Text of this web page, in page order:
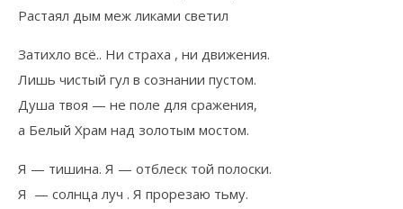
Растаял дым меж ликами светил
Затихло всё.. Ни страха , ни движения.
Лишь чистый гул в сознании пустом.
Душа твоя — не поле для сражения,
а Белый Храм над золотым мостом.
Я — тишина. Я — отблеск той полоски.
Я — солнца луч . Я прорезаю тьму.